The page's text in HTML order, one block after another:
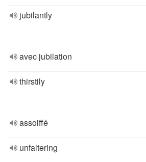
jubilantly
avec jubilation
thirstily
assoiffé
unfaltering